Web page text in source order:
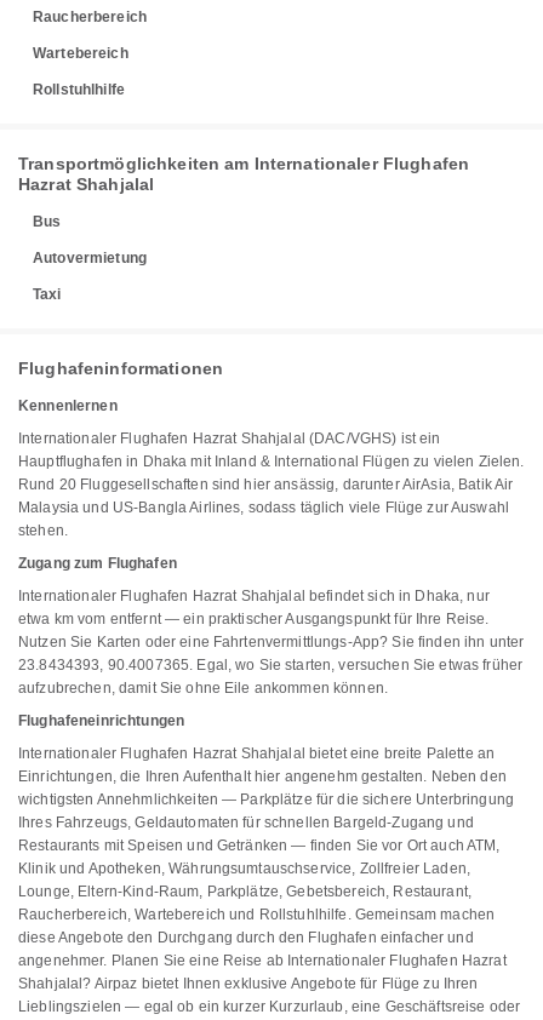
Raucherbereich
Wartebereich
Rollstuhlhilfe
Transportmöglichkeiten am Internationaler Flughafen
Hazrat Shahjalal
Bus
Autovermietung
Taxi
Flughafeninformationen
Kennenlernen
Internationaler Flughafen Hazrat Shahjalal (DAC/VGHS) ist ein
Hauptflughafen in Dhaka mit Inland & International Flügen zu vielen Zielen.
Rund 20 Fluggesellschaften sind hier ansässig, darunter AirAsia, Batik Air
Malaysia und US-Bangla Airlines, sodass täglich viele Flüge zur Auswahl
stehen.
Zugang zum Flughafen
Internationaler Flughafen Hazrat Shahjalal befindet sich in Dhaka, nur
etwa km vom entfernt — ein praktischer Ausgangspunkt für Ihre Reise.
Nutzen Sie Karten oder eine Fahrtenvermittlungs-App? Sie finden ihn unter
23.8434393, 90.4007365. Egal, wo Sie starten, versuchen Sie etwas früher
aufzubrechen, damit Sie ohne Eile ankommen können.
Flughafeneinrichtungen
Internationaler Flughafen Hazrat Shahjalal bietet eine breite Palette an
Einrichtungen, die Ihren Aufenthalt hier angenehm gestalten. Neben den
wichtigsten Annehmlichkeiten — Parkplätze für die sichere Unterbringung
Ihres Fahrzeugs, Geldautomaten für schnellen Bargeld-Zugang und
Restaurants mit Speisen und Getränken — finden Sie vor Ort auch ATM,
Klinik und Apotheken, Währungsumtauschservice, Zollfreier Laden,
Lounge, Eltern-Kind-Raum, Parkplätze, Gebetsbereich, Restaurant,
Raucherbereich, Wartebereich und Rollstuhlhilfe. Gemeinsam machen
diese Angebote den Durchgang durch den Flughafen einfacher und
angenehmer. Planen Sie eine Reise ab Internationaler Flughafen Hazrat
Shahjalal? Airpaz bietet Ihnen exklusive Angebote für Flüge zu Ihren
Lieblingszielen — egal ob ein kurzer Kurzurlaub, eine Geschäftsreise oder